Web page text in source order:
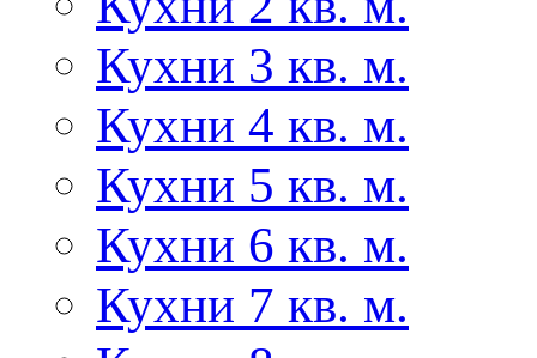
Кухни 3 кв. м.
Кухни 4 кв. м.
Кухни 5 кв. м.
Кухни 6 кв. м.
Кухни 7 кв. м.